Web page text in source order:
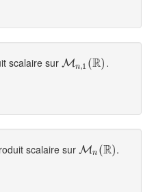
scalaire surMn,1 (R)
Mn,1( R) .
scalaire sur Mn (R)
Mn(R) .